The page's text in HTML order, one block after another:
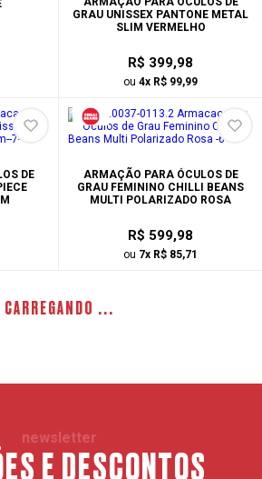
GRAU UNISSEX PANTONE METAL
SLIM VERMELHO
R$ 399,98
ou 4x R$ 99,99
DE
ARMAÇÃO PARA ÓCULOS DE
GRAU FEMININO CHILLI BEANS
MULTI POLARIZADO ROSA
R$ 599,98
ou 7x R$ 85,71
CARREGANDO ...
newsletter
E DESCONTOS